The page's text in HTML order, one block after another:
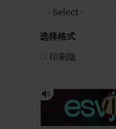
选择格式
印刷版